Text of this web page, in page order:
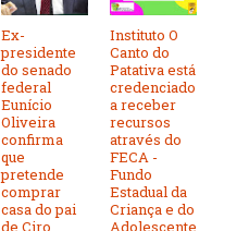
Ex-
presidente
do senado
federal
Eunício
Oliveira
confirma
que
pretende
comprar
casa do pai
de Ciro
Instituto O
Canto do
Patativa está
credenciado
a receber
recursos
através do
FECA -
Fundo
Estadual da
Criança e do
Adolescente